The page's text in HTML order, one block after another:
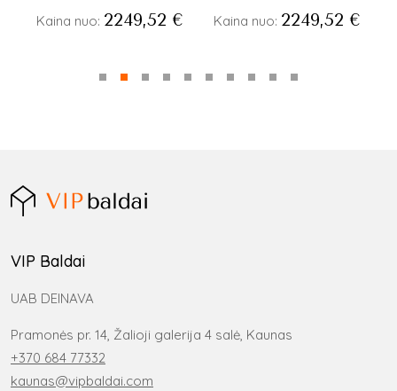
Kaina nuo: 2249,52 €
Kaina nuo: 2249,52 €
VIP Baldai
UAB DEINAVA
Pramonės pr. 14, Žalioji galerija 4 salė, Kaunas
+370 684 77332
kaunas@vipbaldai.com